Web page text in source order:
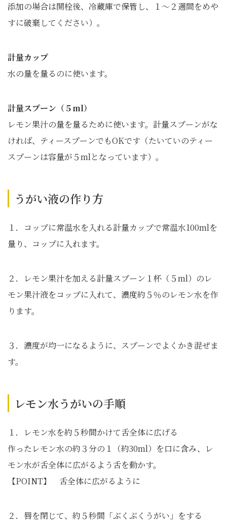
添加の場合は開栓後、冷蔵庫で保管し、１～２週間をめや
すに破棄してください）。
計量カップ
水の量を量るのに使います。
計量スプーン（５ml）
レモン果汁の量を量るために使います。計量スプーンがな
ければ、ティースプーンでもOKです（たいていのティー
スプーンは容量が５mlとなっています）。
うがい液の作り方
１．コップに常温水を入れる計量カップで常温水100mlを
量り、コップに入れます。
２．レモン果汁を加える計量スプーン１杯（５ml）のレ
モン果汁液をコップに入れて、濃度約５％のレモン水を作
ります。
３．濃度が均一になるように、スプーンでよくかき混ぜま
す。
レモン水うがいの手順
１．レモン水を約５秒間かけて舌全体に広げる
作ったレモン水の約３分の１（約30ml）を口に含み、レ
モン水が舌全体に広がるよう舌を動かす。
【POINT】 舌全体に広がるように
２．唇を閉じて、約５秒間「ぶくぶくうがい」をする